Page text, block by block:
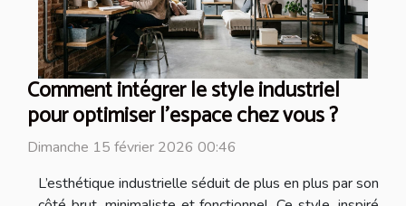
Comment intégrer le style industriel
pour optimiser l'espace chez vous ?
Dimanche 15 février 2026 00:46
L’esthétique industrielle séduit de plus en plus par son